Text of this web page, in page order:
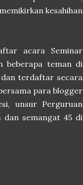
kesahihan
acara Seminar
beberapa teman di
terdaftar secara
para blogger
unsur Perguruan
dan semangat 45 di